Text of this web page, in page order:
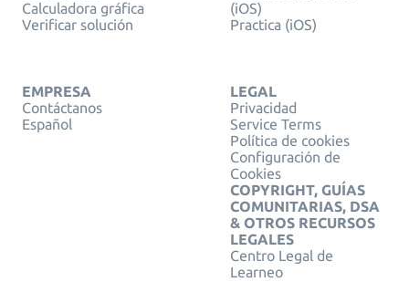
Calculadora gráfica
Verificar solución
(iOS)
Practica (iOS)
EMPRESA
Contáctanos
Español
LEGAL
Privacidad
Service Terms
Política de cookies
Configuración de
Cookies
COPYRIGHT, GUÍAS
COMUNITARIAS, DSA
& OTROS RECURSOS
LEGALES
Centro Legal de
Learneo